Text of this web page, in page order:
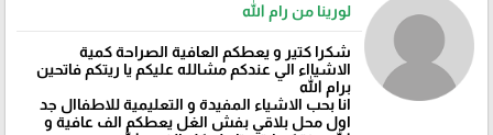
لورينا من رام الله
شكرا كتير و يعطكم العافية الصراحة كمية
الاشيااء الي عندكم مشالله عليكم يا ريتكم فاتحين
برام الله
انا بحب الاشياء المفيدة و التعليمية للاطفاال جد
اول محل بلاقي بفش الغل يعطكم الف عافية و